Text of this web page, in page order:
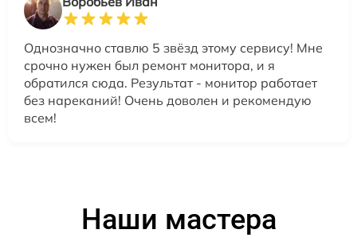
Однозначно ставлю 5 звёзд этому сервису! Мне
срочно нужен был ремонт монитора, и я
обратился сюда. Результат - монитор работает
без нареканий! Очень доволен и рекомендую
всем!
Наши мастера